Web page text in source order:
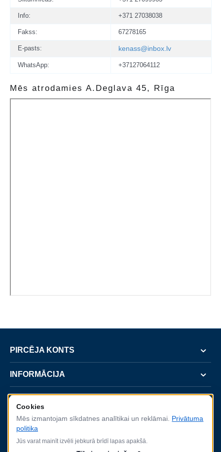
Info: +371 27038038
Fakss: 67278165
E-pasts: kenass@inbox.lv
WhatsApp: +37127064112
Mēs atrodamies A.Deglava 45, Rīga
PIRCĒJA KONTS
INFORMĀCIJA
SERVISS
KONTAKTI
Cookies
Mēs izmantojam sīkdatnes analītikai un reklāmai. Privātuma
politika
Jūs varat mainīt izvēli jebkurā brīdī lapas apakšā.